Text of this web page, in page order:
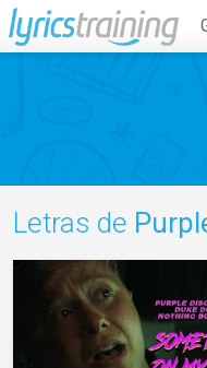
Letras de